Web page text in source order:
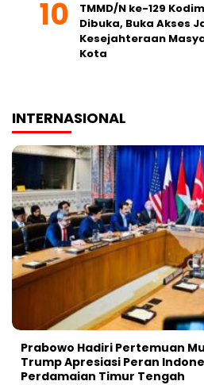
TMMD/N ke-129
Dibuka, Buka Akses
Kesejahteraan
Kota
INTERNASIONAL
Prabowo Hadiri Pertemuan
Trump Apresiasi Peran
Perdamaian Timur Tengah